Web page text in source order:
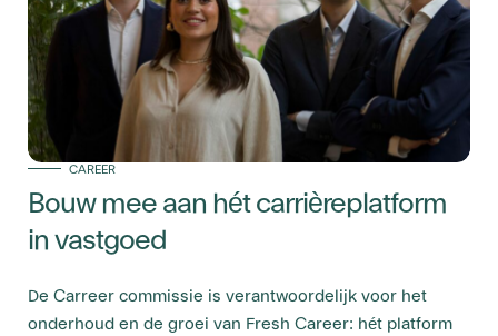
CAREER
Bouw mee aan hét carrièreplatform
in vastgoed
De Carreer commissie is verantwoordelijk voor het
onderhoud en de groei van Fresh Career: hét platform